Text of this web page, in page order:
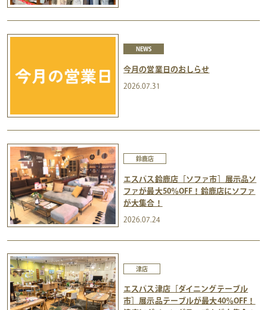
NEWS
今月の営業日のおしらせ
2026.07.31
鈴鹿店
エスパス鈴鹿店［ソファ市］展示品ソ
ファが最大50％OFF！鈴鹿店にソファ
が大集合！
2026.07.24
津店
エスパス津店［ダイニングテーブル
市］展示品テーブルが最大40％OFF！